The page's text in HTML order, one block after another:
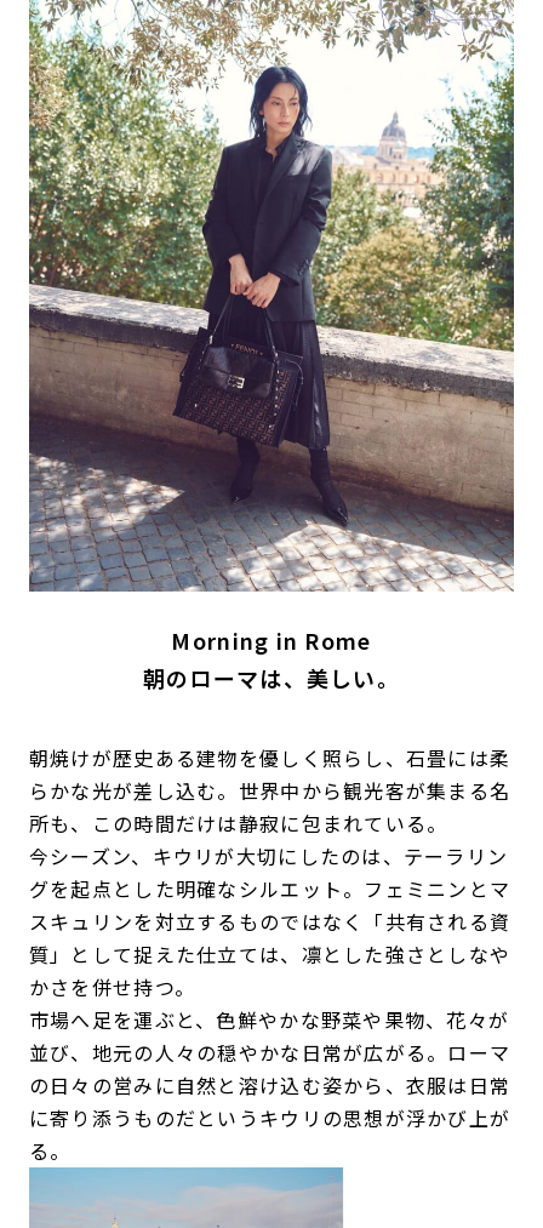
Morning in Rome
朝のローマは、美しい。
朝焼けが歴史ある建物を優しく照らし、石畳には柔
らかな光が差し込む。世界中から観光客が集まる名
所も、この時間だけは静寂に包まれている。
今シーズン、キウリが大切にしたのは、テーラリン
グを起点とした明確なシルエット。フェミニンとマ
スキュリンを対立するものではなく「共有される資
質」として捉えた仕立ては、凛とした強さとしなや
かさを併せ持つ。
市場へ足を運ぶと、色鮮やかな野菜や果物、花々が
並び、地元の人々の穏やかな日常が広がる。ローマ
の日々の営みに自然と溶け込む姿から、衣服は日常
に寄り添うものだというキウリの思想が浮かび上が
る。